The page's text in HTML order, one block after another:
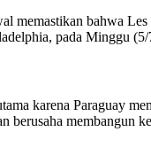
memastikan bahwa
pada Minggu
karena Paraguay
berusaha membangun